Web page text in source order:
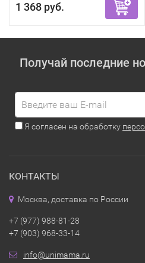
1 368 руб.
Получай последние
Я согласен на обработку
КОНТАКТЫ
Москва, доставка по России
+7 (977) 988-81-28
+7 (903) 968-33-14
info@unimama.ru